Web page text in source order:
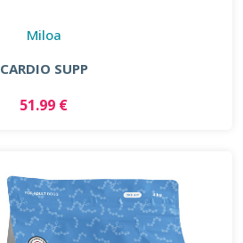
Miloa
CARDIO SUPP
51.99 €